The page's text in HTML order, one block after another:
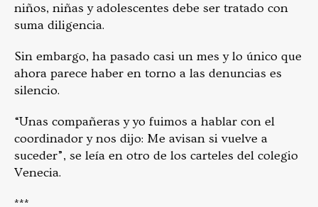
niños, niñas y adolescentes debe ser tratado con
suma diligencia.
Sin embargo, ha pasado casi un mes y lo único que
ahora parece haber en torno a las denuncias es
silencio.
“Unas compañeras y yo fuimos a hablar con el
coordinador y nos dijo: Me avisan si vuelve a
suceder”, se leía en otro de los carteles del colegio
Venecia.
***